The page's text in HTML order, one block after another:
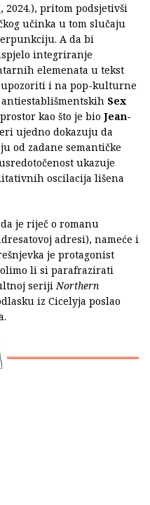
, 2024.), pritom podsjetivši
učinka u tom slučaju
A da bi
integriranje
elemenata u tekst
i na pop-kulturne
Sex
kao što je bio Jean-
ujedno dokazuju da
od zadane semantičke
ukazuje
oscilacija lišena
je riječ o romanu
adresi), nameće i
je protagonist
li si parafrazirati
seriji Northern
iz Cicelyja poslao